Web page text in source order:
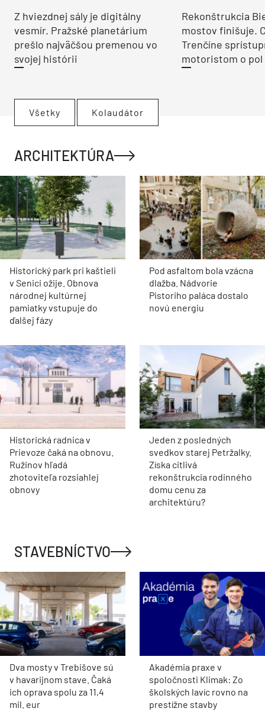
Z hviezdnej sály je digitálny
vesmír. Pražské planetárium
prešlo najväčšou premenou vo
svojej histórii
Rekonštrukcia
mostov finišuje.
Trenčíne
motoristom o pol
Všetky Kolaudátor
ARCHITEKTÚRA
Historický park pri kaštieli
v Senici ožije. Obnova
národnej kultúrnej
pamiatky vstupuje do
ďalšej fázy
Pod asfaltom bola vzácna
dlažba. Nádvorie
Pistoriho paláca dostalo
novú energiu
Historická radnica v
Prievoze čaká na obnovu.
Ružinov hľadá
zhotoviteľa rozsiahlej
obnovy
Jeden z posledných
svedkov starej Petržalky.
Získa citlivá
rekonštrukcia rodinného
domu cenu za
architektúru?
STAVEBNÍCTVO
Dva mosty v Trebišove sú
v havarijnom stave. Čaká
ich oprava spolu za 11,4
mil. eur
Akadémia praxe v
spoločnosti Klimak: Zo
školských lavíc rovno na
prestížne stavby